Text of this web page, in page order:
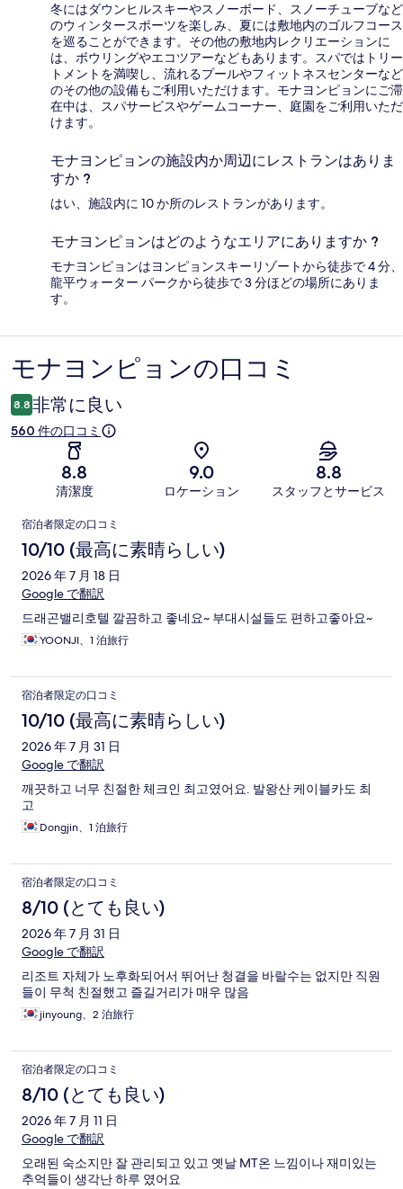
冬にはダウンヒルスキーやスノーボード、スノーチューブなど
のウィンタースポーツを楽しみ、夏には敷地内のゴルフコース
を巡ることができます。その他の敷地内レクリエーションに
は、ボウリングやエコツアーなどもあります。スパではトリー
トメントを満喫し、流れるプールやフィットネスセンターなど
のその他の設備もご利用いただけます。モナヨンピョンにご滞
在中は、スパサービスやゲームコーナー、庭園をご利用いただ
けます。
モナヨンピョンの施設内か周辺にレストランはありま
すか ?
はい、施設内に 10 か所のレストランがあります。
モナヨンピョンはどのようなエリアにありますか ?
モナヨンピョンはヨンピョンスキーリゾートから徒歩で 4 分、
龍平ウォーター パークから徒歩で 3 分ほどの場所にありま
す。
口
コ
ミ
モナヨンピョンの口コミ
8.8 非常に良い
560 件の口コミ
8.8
清潔度
9.0
ロケーション
8.8
スタッフとサービス
口
コ
ミ
宿泊者限定の口コミ
10/10 (最高に素晴らしい)
2026 年 7 月 18 日
Google で翻訳
드래곤밸리호텔 깔끔하고 좋네요~ 부대시설들도 편하고좋아요~
YOONJI、1 泊旅行
宿泊者限定の口コミ
10/10 (最高に素晴らしい)
2026 年 7 月 31 日
Google で翻訳
깨끗하고 너무 친절한 체크인 최고였어요. 발왕산 케이블카도 최
고
Dongjin、1 泊旅行
宿泊者限定の口コミ
8/10 (とても良い)
2026 年 7 月 31 日
Google で翻訳
리조트 자체가 노후화되어서 뛰어난 청결을 바랄수는 없지만 직원
들이 무척 친절했고 즐길거리가 매우 많음
jinyoung、2 泊旅行
宿泊者限定の口コミ
8/10 (とても良い)
2026 年 7 月 11 日
Google で翻訳
오래된 숙소지만 잘 관리되고 있고 옛날 MT온 느낌이나 재미있는
추억들이 생각난 하루 였어요